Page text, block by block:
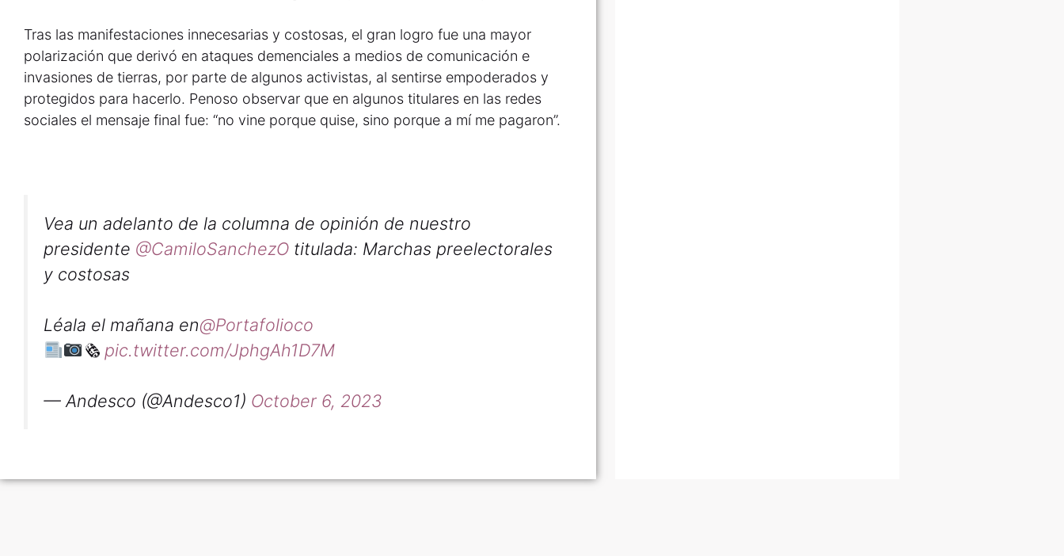
Tras las manifestaciones innecesarias y costosas, el gran logro fue una mayor
polarización que derivó en ataques demenciales a medios de comunicación e
invasiones de tierras, por parte de algunos activistas, al sentirse empoderados y
protegidos para hacerlo. Penoso observar que en algunos titulares en las redes
sociales el mensaje final fue: “no vine porque quise, sino porque a mí me pagaron”.
Vea un adelanto de la columna de opinión de nuestro
presidente @CamiloSanchezO titulada: Marchas preelectorales
y costosas
Léala el mañana en@Portafolioco
🗞 pic.twitter.com/JphgAh1D7M
— Andesco (@Andesco1) October 6, 2023